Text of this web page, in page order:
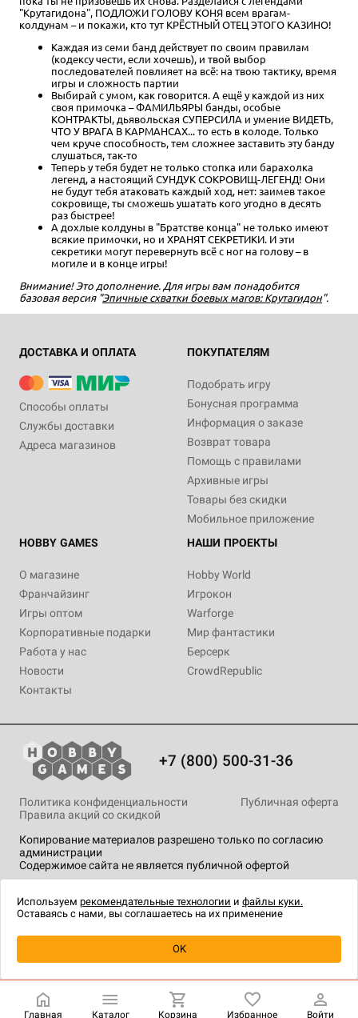
"Крутагидона", ПОДЛОЖИ ГОЛОВУ КОНЯ всем врагам-
колдунам – и покажи, кто тут КРЁСТНЫЙ ОТЕЦ ЭТОГО КАЗИНО!
Каждая из семи банд действует по своим правилам
(кодексу чести, если хочешь), и твой выбор
последователей повлияет на всё: на твою тактику, время
игры и сложность партии
Выбирай с умом, как говорится. А ещё у каждой из них
своя примочка – ФАМИЛЬЯРЫ банды, особые
КОНТРАКТЫ, дьявольская СУПЕРСИЛА и умение ВИДЕТЬ,
ЧТО У ВРАГА В КАРМАНСАХ... то есть в колоде. Только
чем круче способность, тем сложнее заставить эту банду
слушаться, так-то
Теперь у тебя будет не только стопка или барахолка
легенд, а настоящий СУНДУК СОКРОВИЩ-ЛЕГЕНД! Они
не будут тебя атаковать каждый ход, нет: заимев такое
сокровище, ты сможешь ушатать кого угодно в десять
раз быстрее!
А дохлые колдуны в "Братстве конца" не только имеют
всякие примочки, но и ХРАНЯТ СЕКРЕТИКИ. И эти
секретики могут перевернуть всё с ног на голову – в
могиле и в конце игры!
Внимание! Это дополнение. Для игры вам понадобится
базовая версия "Эпичные схватки боевых магов: Крутагидон".
ДОСТАВКА И ОПЛАТА
Способы оплаты
Службы доставки
Адреса магазинов
ПОКУПАТЕЛЯМ
Подобрать игру
Бонусная программа
Информация о заказе
Возврат товара
Помощь с правилами
Архивные игры
Товары без скидки
Мобильное приложение
HOBBY GAMES
О магазине
Франчайзинг
Игры оптом
Корпоративные подарки
Работа у нас
Новости
Контакты
НАШИ ПРОЕКТЫ
Hobby World
Игрокон
Warforge
Мир фантастики
Берсерк
CrowdRepublic
+7 (800) 500-31-36
Копирование материалов разрешено только по согласию
администрации
Содержимое сайта не является публичной офертой
Политика конфиденциальности
Публичная оферта
Правила акций со скидкой
технологии .
Главная Каталог Корзина Избранное Войти
Используем рекомендательные технологии и файлы куки.
Оставаясь с нами, вы соглашаетесь на их применение
OK